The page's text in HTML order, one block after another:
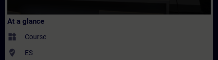
At a glance
widgets Course
where_to_vote ES